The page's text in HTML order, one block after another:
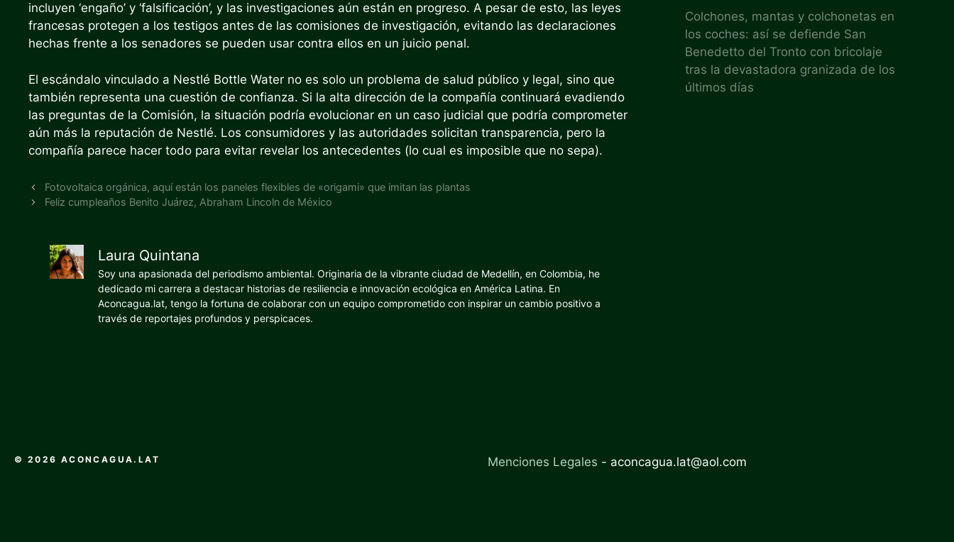
incluyen ‘engaño’ y ‘falsificación’, y las investigaciones aún están en progreso. A pesar de esto, las leyes
francesas protegen a los testigos antes de las comisiones de investigación, evitando las declaraciones
hechas frente a los senadores se pueden usar contra ellos en un juicio penal.
El escándalo vinculado a Nestlé Bottle Water no es solo un problema de salud público y legal, sino que
también representa una cuestión de confianza. Si la alta dirección de la compañía continuará evadiendo
las preguntas de la Comisión, la situación podría evolucionar en un caso judicial que podría comprometer
aún más la reputación de Nestlé. Los consumidores y las autoridades solicitan transparencia, pero la
compañía parece hacer todo para evitar revelar los antecedentes (lo cual es imposible que no sepa).
Fotovoltaica orgánica, aquí están los paneles flexibles de «origami» que imitan las plantas
Feliz cumpleaños Benito Juárez, Abraham Lincoln de México
Laura Quintana
Soy una apasionada del periodismo ambiental. Originaria de la vibrante ciudad de Medellín, en Colombia, he
dedicado mi carrera a destacar historias de resiliencia e innovación ecológica en América Latina. En
Aconcagua.lat, tengo la fortuna de colaborar con un equipo comprometido con inspirar un cambio positivo a
través de reportajes profundos y perspicaces.
Colchones, mantas y colchonetas en
los coches: así se defiende San
Benedetto del Tronto con bricolaje
tras la devastadora granizada de los
últimos días
© 2026 ACONCAGUA.LAT Menciones Legales - aconcagua.lat@aol.com